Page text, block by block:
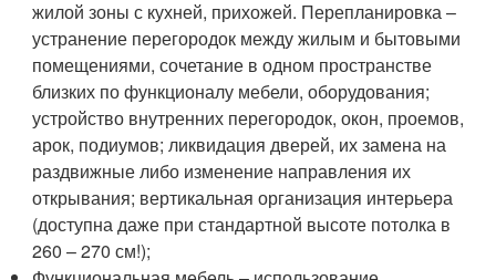
жилой зоны с кухней, прихожей. Перепланировка –
устранение перегородок между жилым и бытовыми
помещениями, сочетание в одном пространстве
близких по функционалу мебели, оборудования;
устройство внутренних перегородок, окон, проемов,
арок, подиумов; ликвидация дверей, их замена на
раздвижные либо изменение направления их
открывания; вертикальная организация интерьера
(доступна даже при стандартной высоте потолка в
260 – 270 см!);